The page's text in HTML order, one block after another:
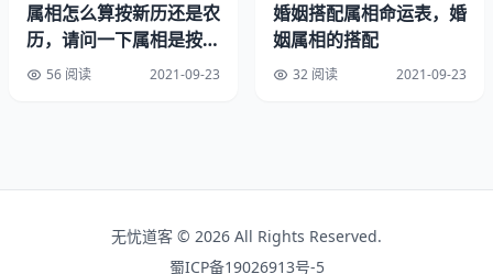
好。如甲戌男配己卯妇，即年柱天地相合，又一个火命，一
个土命，年命相生。
属相怎么算按新历还是农
历，请问一下属相是按农
历还是阳历来算？
56 阅读 2021-09-23
婚姻搭配属相命运表，婚
姻属相的搭配
32 阅读 2021-09-23
无忧道客 © 2026 All Rights Reserved.
蜀ICP备19026913号-5